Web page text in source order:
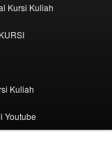
Kursi Kuliah
Kuliah
Youtube